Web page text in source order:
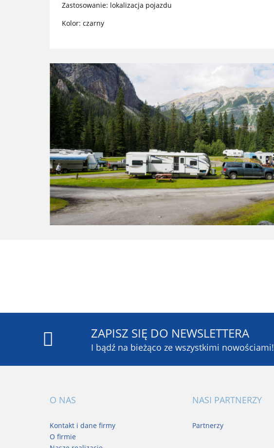
Zastosowanie: lokalizacja pojazdu
Kolor: czarny
ZAPISZ SIĘ DO NEWSLETTERA
I bądź na bieżąco ze wszystkimi nowościami!
O NAS
Kontakt i dane firmy
O firmie
NASI PARTNERZY
Partnerzy